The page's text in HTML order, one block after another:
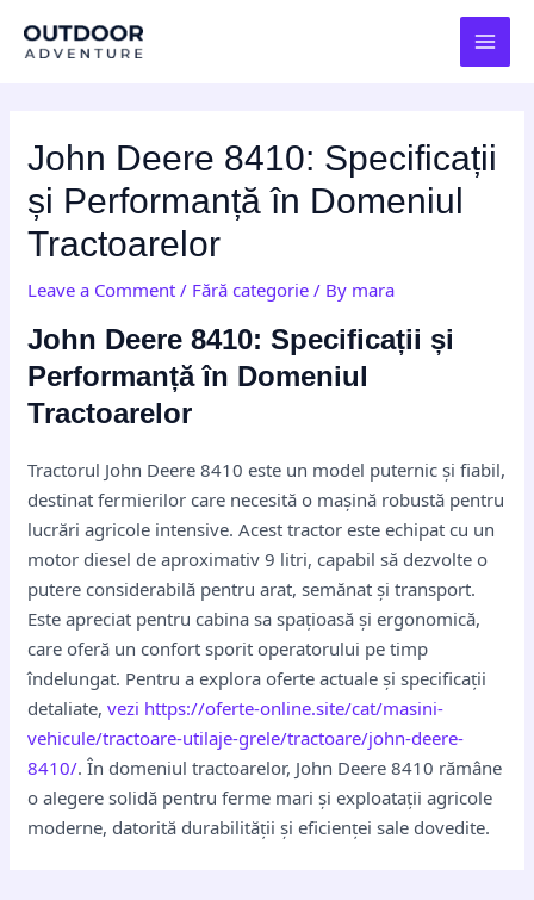
John Deere 8410: Specificații
și Performanță în Domeniul
Tractoarelor
Leave a Comment / Fără categorie / By mara
John Deere 8410: Specificații și
Performanță în Domeniul
Tractoarelor
Tractorul John Deere 8410 este un model puternic și fiabil,
destinat fermierilor care necesită o mașină robustă pentru
lucrări agricole intensive. Acest tractor este echipat cu un
motor diesel de aproximativ 9 litri, capabil să dezvolte o
putere considerabilă pentru arat, semănat și transport.
Este apreciat pentru cabina sa spațioasă și ergonomică,
care oferă un confort sporit operatorului pe timp
îndelungat. Pentru a explora oferte actuale și specificații
detaliate,vezi https://oferte-online.site/cat/masini-
vehicule/tractoare-utilaje-grele/tractoare/john-deere-
8410/. În domeniul tractoarelor, John Deere 8410 rămâne
o alegere solidă pentru ferme mari și exploatații agricole
moderne, datorită durabilității și eficienței sale dovedite.
navigation